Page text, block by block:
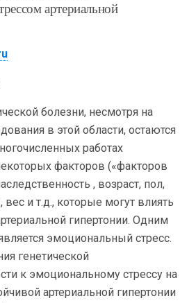
артериальной
болезни, несмотря на
в этой области, остаются
работах
факторов («факторов
, возраст, пол,
и т.д., которые могут влиять
гипертонии. Одним
эмоциональный стресс.
генетической
к эмоциональному стрессу на
артериальной гипертонии